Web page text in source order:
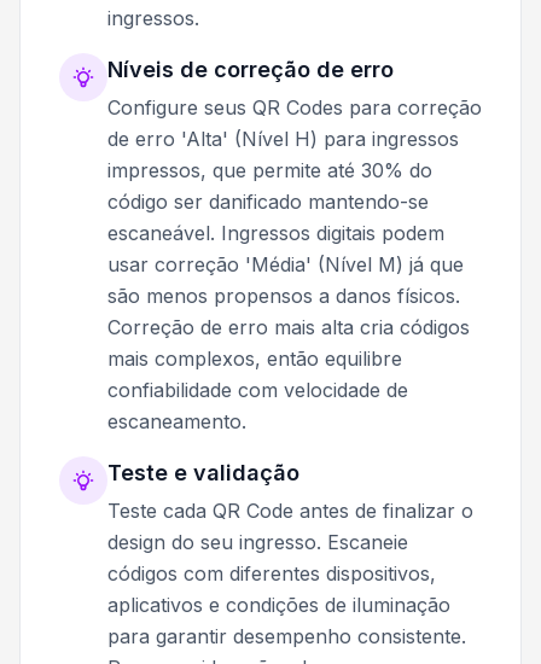
ingressos.
Níveis de correção de erro
Configure seus QR Codes para correção
de erro 'Alta' (Nível H) para ingressos
impressos, que permite até 30% do
código ser danificado mantendo-se
escaneável. Ingressos digitais podem
usar correção 'Média' (Nível M) já que
são menos propensos a danos físicos.
Correção de erro mais alta cria códigos
mais complexos, então equilibre
confiabilidade com velocidade de
escaneamento.
Teste e validação
Teste cada QR Code antes de finalizar o
design do seu ingresso. Escaneie
códigos com diferentes dispositivos,
aplicativos e condições de iluminação
para garantir desempenho consistente.